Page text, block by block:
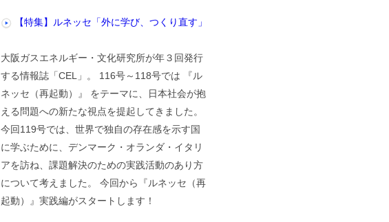
【特集】ルネッセ「外に学び、つくり直す」
大阪ガスエネルギー・文化研究所が年３回発行
する情報誌「CEL」。 116号～118号では 『ル
ネッセ（再起動）』 をテーマに、日本社会が抱
える問題への新たな視点を提起してきました。
今回119号では、世界で独自の存在感を示す国
に学ぶために、デンマーク・オランダ・イタリ
アを訪ね、課題解決のための実践活動のあり方
について考えました。 今回から『ルネッセ（再
起動）』実践編がスタートします！